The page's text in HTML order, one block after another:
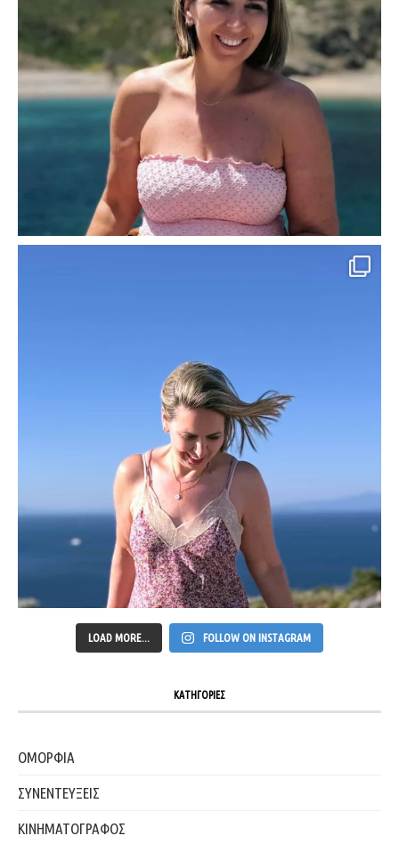
LOAD MORE... FOLLOW ON INSTAGRAM
ΚΑΤΗΓΟΡΙΕΣ
ΟΜΟΡΦΙΑ
ΣΥΝΕΝΤΕΥΞΕΙΣ
ΚΙΝΗΜΑΤΟΓΡΑΦΟΣ